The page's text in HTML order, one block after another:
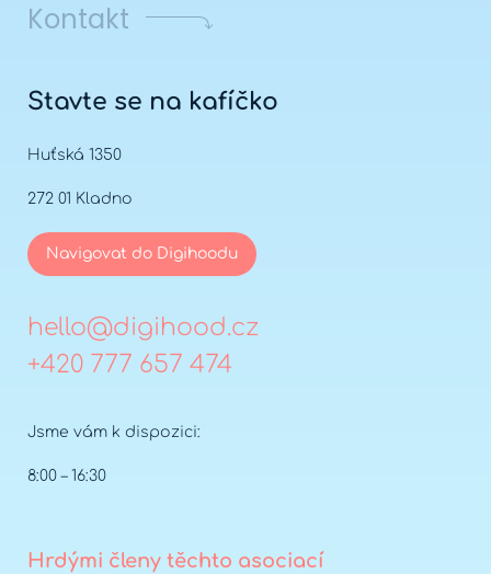
Kontakt
Stavte se na kafíčko
Huťská 1350
272 01 Kladno
Navigovat do Digihoodu
hello@digihood.cz
+420 777 657 474
Jsme vám k dispozici:
8:00 – 16:30
Hrdými členy těchto asociací